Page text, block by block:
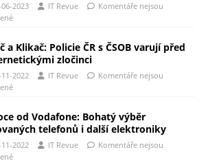
06-2023 IT Revue
Komentáře nejsou
a Klikač: Policie ČR s ČSOB varují před
zločinci
2022 IT Revue
Komentáře nejsou
od Vodafone: Bohatý výběr
telefonů i další elektroniky
2022 IT Revue
Komentáře nejsou